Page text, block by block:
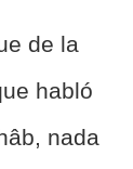
de la
habló
nada